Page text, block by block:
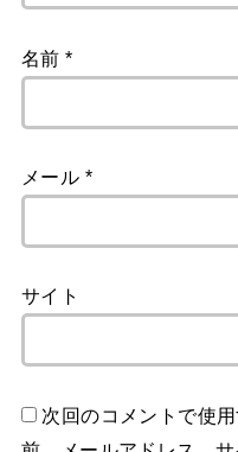
名前*
メール *
サイト
次回のコメントで使